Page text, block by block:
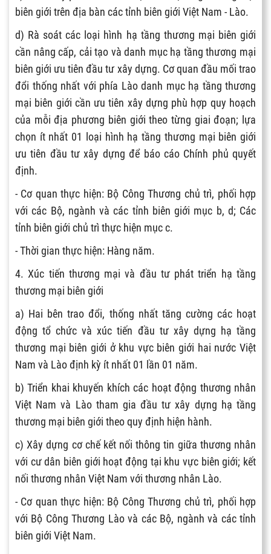
biên giới trên địa bàn các tỉnh biên giới Việt Nam - Lào.
d) Rà soát các loại hình hạ tầng thương mại biên giới
cần nâng cấp, cải tạo và danh mục hạ tầng thương mại
biên giới ưu tiên đầu tư xây dựng. Cơ quan đầu mối trao
đổi thống nhất với phía Lào danh mục hạ tầng thương
mại biên giới cần ưu tiên xây dựng phù hợp quy hoạch
của mỗi địa phương biên giới theo từng giai đoạn; lựa
chọn ít nhất 01 loại hình hạ tầng thương mại biên giới
ưu tiên đầu tư xây dựng để báo cáo Chính phủ quyết
định.
- Cơ quan thực hiện: Bộ Công Thương chủ trì, phối hợp
với các Bộ, ngành và các tỉnh biên giới mục b, d; Các
tỉnh biên giới chủ trì thực hiện mục c.
- Thời gian thực hiện: Hàng năm.
4. Xúc tiến thương mại và đầu tư phát triển hạ tầng
thương mại biên giới
a) Hai bên trao đổi, thống nhất tăng cường các hoạt
động tổ chức và xúc tiến đầu tư xây dựng hạ tầng
thương mại biên giới ở khu vực biên giới hai nước Việt
Nam và Lào định kỳ ít nhất 01 lần 01 năm.
b) Triển khai khuyến khích các hoạt động thương nhân
Việt Nam và Lào tham gia đầu tư xây dựng hạ tầng
thương mại biên giới theo quy định hiện hành.
c) Xây dựng cơ chế kết nối thông tin giữa thương nhân
với cư dân biên giới hoạt động tại khu vực biên giới; kết
nối thương nhân Việt Nam với thương nhân Lào.
- Cơ quan thực hiện: Bộ Công Thương chủ trì, phối hợp
với Bộ Công Thương Lào và các Bộ, ngành và các tỉnh
biên giới Việt Nam.